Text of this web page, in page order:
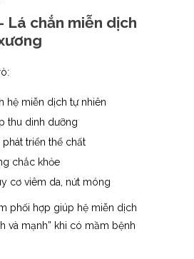
Lá chắn miễn dịch
hệ miễn dịch tự nhiên
thu dinh dưỡng
triển thể chất
chắc khỏe
cơ viêm da, nứt móng
phối hợp giúp hệ miễn dịch
và mạnh” khi có mầm bệnh